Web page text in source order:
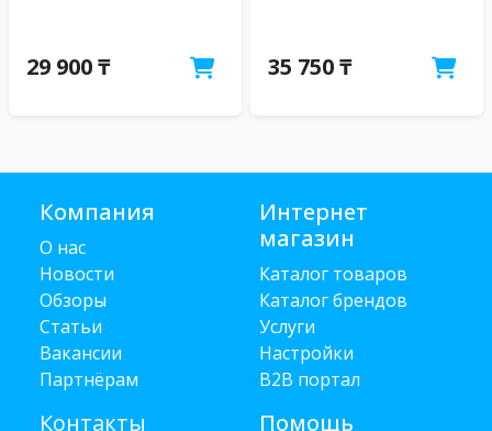
29 900 ₸ 35 750 ₸
Компания
О нас
Новости
Обзоры
Статьи
Вакансии
Партнёрам
Контакты
Интернет
магазин
Каталог товаров
Каталог брендов
Услуги
Настройки
B2B портал
Помощь